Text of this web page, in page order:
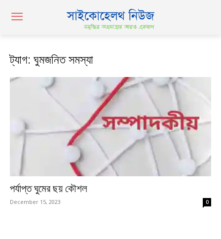
ট্যাগ: ঘুমজনিত সমস্যা
পর্যাপ্ত ঘুমের ছয় কৌশল
December 15, 2023 0